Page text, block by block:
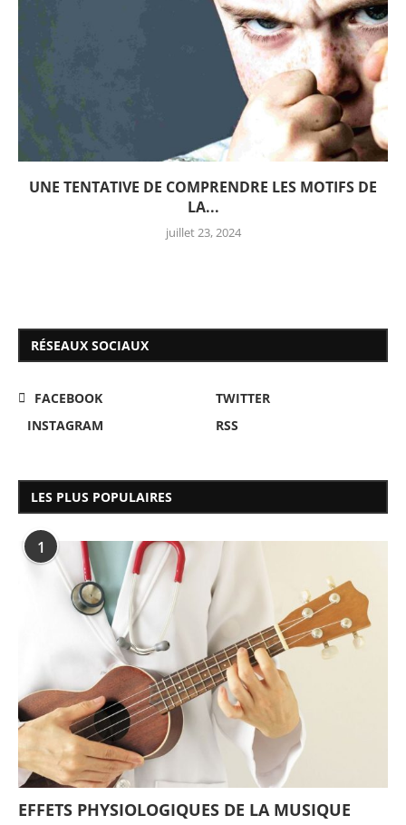
UNE TENTATIVE DE COMPRENDRE LES MOTIFS DE
LA...
juillet 23, 2024
RÉSEAUX SOCIAUX
FACEBOOK
TWITTER
INSTAGRAM
RSS
LES PLUS POPULAIRES
1
EFFETS PHYSIOLOGIQUES DE LA MUSIQUE